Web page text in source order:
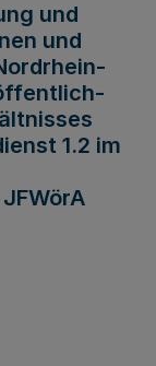
und
und
1.2 im